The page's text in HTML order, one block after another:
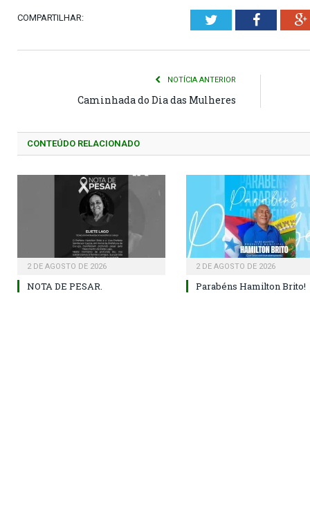
COMPARTILHAR: Twitter
NOTÍCIA ANTERIOR
Caminhada do Dia das Mulheres
CONTEÚDO RELACIONADO
2 DE AGOSTO DE 2026
NOTA DE PESAR.
2 DE AGOSTO DE 2026
Parabéns Hamilton Brito!